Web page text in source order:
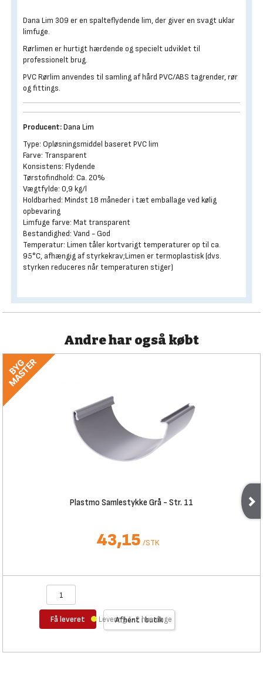
Dana Lim 309 er en spalteflydende lim, der giver en svagt uklar
limfuge.
Rørlimen er hurtigt hærdende og specielt udviklet til
professionelt brug.
PVC Rørlim anvendes til samling af hård PVC/ABS tagrender, rør
og fittings.
Producent:Dana Lim
Type: Opløsningsmiddel baseret PVC lim
Farve: Transparent
Konsistens: Flydende
Tørstofindhold: Ca. 20%
Vægtfylde: 0,9 kg/l
Holdbarhed: Mindst 18 måneder i tæt emballage ved kølig
opbevaring
Limfuge farve: Mat transparent
Bestandighed: Vand - God
Temperatur: Limen tåler kortvarigt temperaturer op til ca.
95°C, afhængig af styrkekrav;Limen er termoplastisk (dvs.
styrken reduceres når temperaturen stiger)
Andre har også købt
Plastmo Samlestykke Grå - Str. 11
43,15 /STK
Få leveret Afhent i butik
Levering 1-2 hverdage